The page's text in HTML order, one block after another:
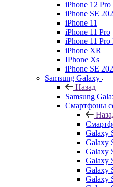
iPhone 12
iPhone SE
iPhone 11
iPhone 11 Pro
iPhone 11
iPhone XR
IPhone Xs
iPhone SE
Samsung Galaxy
Назад
Samsung
Смартфоны
Galaxy
Galaxy
Galaxy
Galaxy
Galaxy
Galaxy